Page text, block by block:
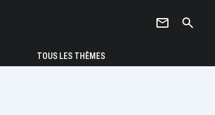
newsletter search
TOUS LES THÈMES